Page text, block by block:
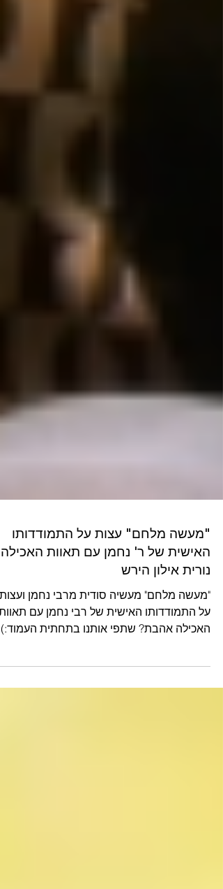
"מעשה מלחם" עצות על התמודדותו
האישית של ר' נחמן עם תאוות
נורית אילון הירש
"מעשה מלחם" מעשיה סודית מרבי נחמן ועצות
להשמעת קובץ MP3...